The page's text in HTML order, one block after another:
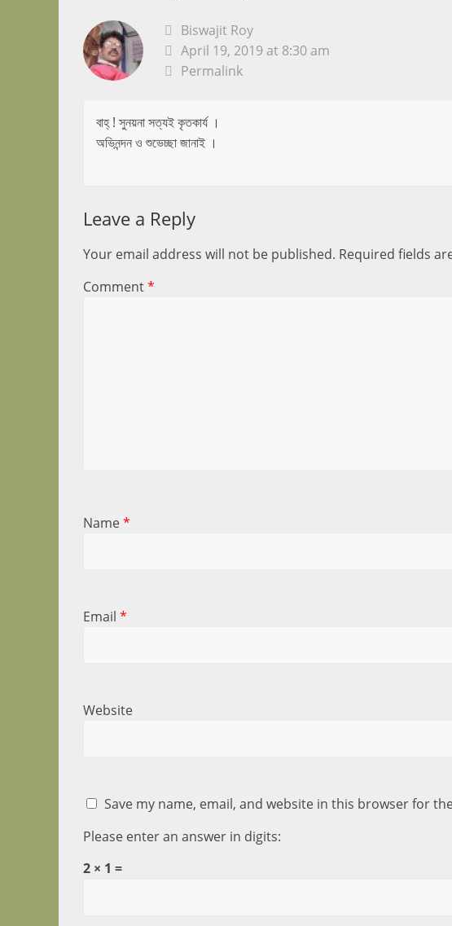
Biswajit Roy
April 19, 2019 at 8:30 am
Permalink
বাহ্ ! সুনয়না সত্যই কৃতকার্য ।
অভিনন্দন ও শুভেচ্ছা জানাই ।
Leave a Reply
Your email address will not be published. Required fields
Comment*
Name*
Email *
Website
Save my name, email, and website in this browser for
Please enter an answer in digits:
2 × 1 =